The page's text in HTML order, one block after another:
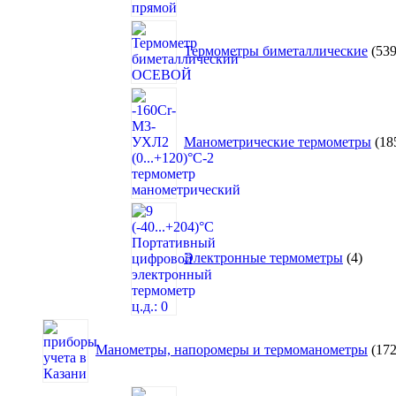
Термометры биметаллические 539
Манометрические термометры
Электронные термометры 4
Манометры, напоромеры и термоманометры